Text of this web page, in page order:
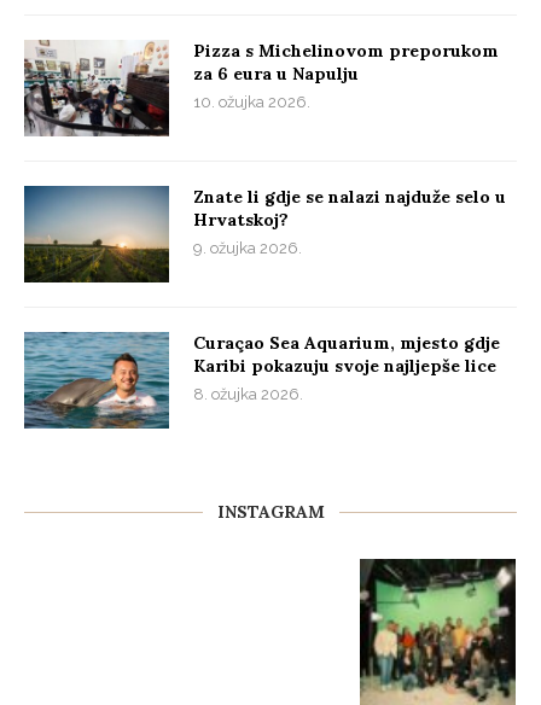
Pizza s Michelinovom preporukom
za 6 eura u Napulju
10. ožujka 2026.
Znate li gdje se nalazi najduže selo u
Hrvatskoj?
9. ožujka 2026.
Curaçao Sea Aquarium, mjesto gdje
Karibi pokazuju svoje najljepše lice
8. ožujka 2026.
INSTAGRAM